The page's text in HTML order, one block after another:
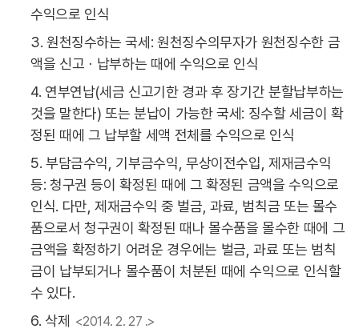
수익으로 인식
3. 원천징수하는 국세: 원천징수의무자가 원천징수한 금
액을 신고ㆍ납부하는 때에 수익으로 인식
4. 연부연납(세금 신고기한 경과 후 장기간 분할납부하는
것을 말한다) 또는 분납이 가능한 국세: 징수할 세금이 확
정된 때에 그 납부할 세액 전체를 수익으로 인식
5. 부담금수익, 기부금수익, 무상이전수입, 제재금수익
등: 청구권 등이 확정된 때에 그 확정된 금액을 수익으로
인식. 다만, 제재금수익 중 벌금, 과료, 범칙금 또는 몰수
품으로서 청구권이 확정된 때나 몰수품을 몰수한 때에 그
금액을 확정하기 어려운 경우에는 벌금, 과료 또는 범칙
금이 납부되거나 몰수품이 처분된 때에 수익으로 인식할
수 있다.
6. 삭제
<2014. 2. 27 .>